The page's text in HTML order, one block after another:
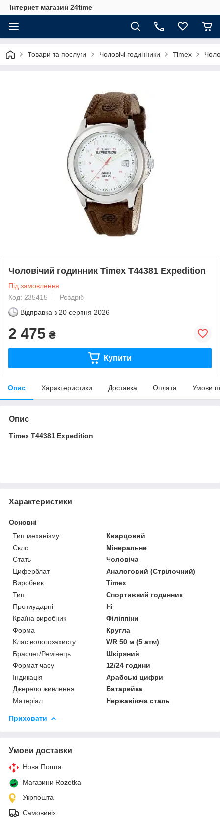
Інтернет магазин 24time
Товари та послуги Чоловічі годинники Timex
Чоловічий годинник Timex T44381 Expedition
Під замовлення
Код: 235415
Роздріб
Відправка з 20 серпня 2026
2 475 ₴
Купити
Опис Характеристики Доставка Оплата Умови
Опис
Timex T44381 Expedition
Характеристики
Основні
Тип механізму
Кварцовий
Скло
Мінеральне
Стать
Чоловіча
Циферблат
Аналоговий (Стрілочний)
Виробник
Timex
Тип
Спортивний годинник
Протиударні
Ні
Країна виробник
Філіппіни
Форма
Кругла
Клас вологозахисту
WR 50 м (5 атм)
Браслет/Ремінець
Шкіряний
Формат часу
12/24 години
Індикація
Арабські цифри
Джерело живлення
Батарейка
Матеріал
Нержавіюча сталь
Приховати
Умови доставки
Нова Пошта
Магазини Rozetka
Укрпошта
Самовивіз